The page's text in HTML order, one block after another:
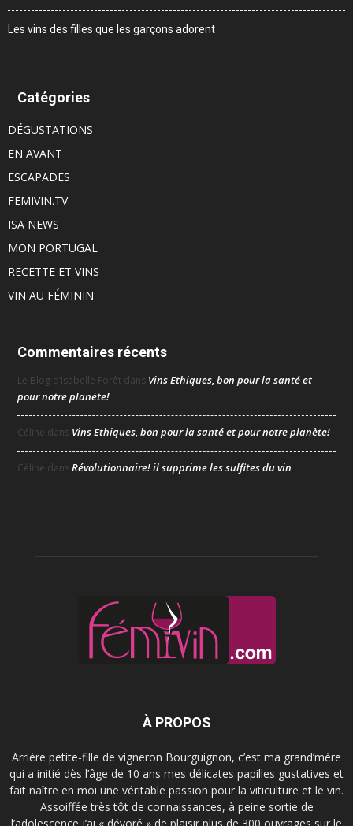
Les vins des filles que les garçons adorent
Catégories
DÉGUSTATIONS
EN AVANT
ESCAPADES
FEMIVIN.TV
ISA NEWS
MON PORTUGAL
RECETTE ET VINS
VIN AU FÉMININ
Commentaires récents
Le Blog d’Isabelle Forêt dans Vins Ethiques, bon pour la santé et
pour notre planète!
Céline dans Vins Ethiques, bon pour la santé et pour notre planète!
Céline dansRévolutionnaire! il supprime les sulfites du vin
À PROPOS
Arrière petite-fille de vigneron Bourguignon, c’est ma grand’mère
qui a initié dès l’âge de 10 ans mes délicates papilles gustatives et
fait naître en moi une véritable passion pour la viticulture et le vin.
Assoiffée très tôt de connaissances, à peine sortie de